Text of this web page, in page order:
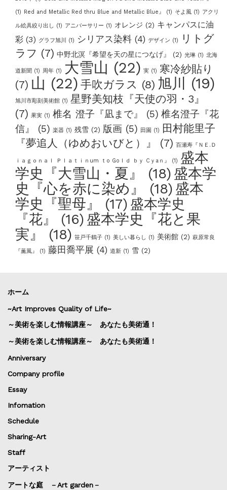
(1)
Red and Metallic Red thru Blue and Metallic Blue』 (1) そよ風(1) アクリ
ル絵具絞り出し (1) アニバーサリー (1) オレンジ (2) キャンパスに油
彩(3) グラフ旭川 (1) シリアス染料(4) デザイン (1)
リトグ
ラフ (7) 中野北溟『希望を天の星につなげ』 (2) 光琳(1) 北海
道新聞 (1) 周年(1) 大雪山 (22) 実(1) 寒冷紗貼り
(7) 山 (22) 手吹ガラス (8) 旭川 (19)
旭川市彫刻美術館(1) 星野美知枝『天使の羽・3』
(7) 果実(1) 椎名 澄子『凪まで』 (5) 椎名澄子『花
信』
(5) 楽器(1) 残雪(2) 版画(5) 田園 (1)
田村能里子
『夢追人（ゆめおいびと）』
(7) 百瀬寿『ＮＥ.Ｄ
ｉａｇｏｎａｌ Ｐｌａｔｉｎum ｔo Goｌｄ ｂｙ Cｙaｎ』 (1) 盛本
学史『大雪山・夏』
(18) 盛本学
史『心を赤に染め』
(18) 盛本
学史『聖母』
(17) 盛本学史
『花』
(16) 盛本学史『花と果
実』
(18) 笹戸千鶴子(1) 美しい暮らし (1) 美術館(2) 萩原常良
『薫風』 (1) 藤田喬平展 (4) 道新(1) 雪(2)
ホーム
~Art Improves Quality of Life~
～美術を楽しむ情報講座～ あなたも美術通！
～美術を楽しむ情報講座～ あなたも美術通！
Anniversary
Company profile
Essay
Infomation
Schedule
Sharing-Art
Staff
アーティスト
アートな庭 －Art garden－